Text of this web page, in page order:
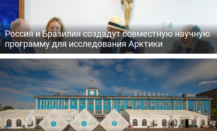
Россия и Бразилия создадут совместную научную
программу для исследования Арктики